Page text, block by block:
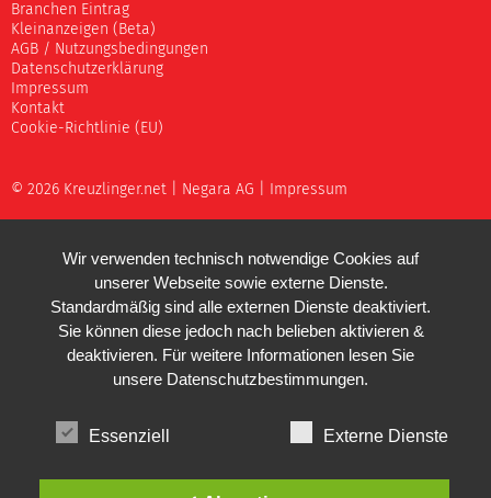
Branchen Eintrag
Kleinanzeigen (Beta)
AGB / Nutzungsbedingungen
Datenschutzerklärung
Impressum
Kontakt
Cookie-Richtlinie (EU)
© 2026 Kreuzlinger.net | Negara AG Impressum
Wir verwenden technisch notwendige Cookies auf
unserer Webseite sowie externe Dienste.
Standardmäßig sind alle externen Dienste deaktiviert.
Sie können diese jedoch nach belieben aktivieren &
deaktivieren. Für weitere Informationen lesen Sie
unsere Datenschutzbestimmungen.
Essenziell Externe Dienste